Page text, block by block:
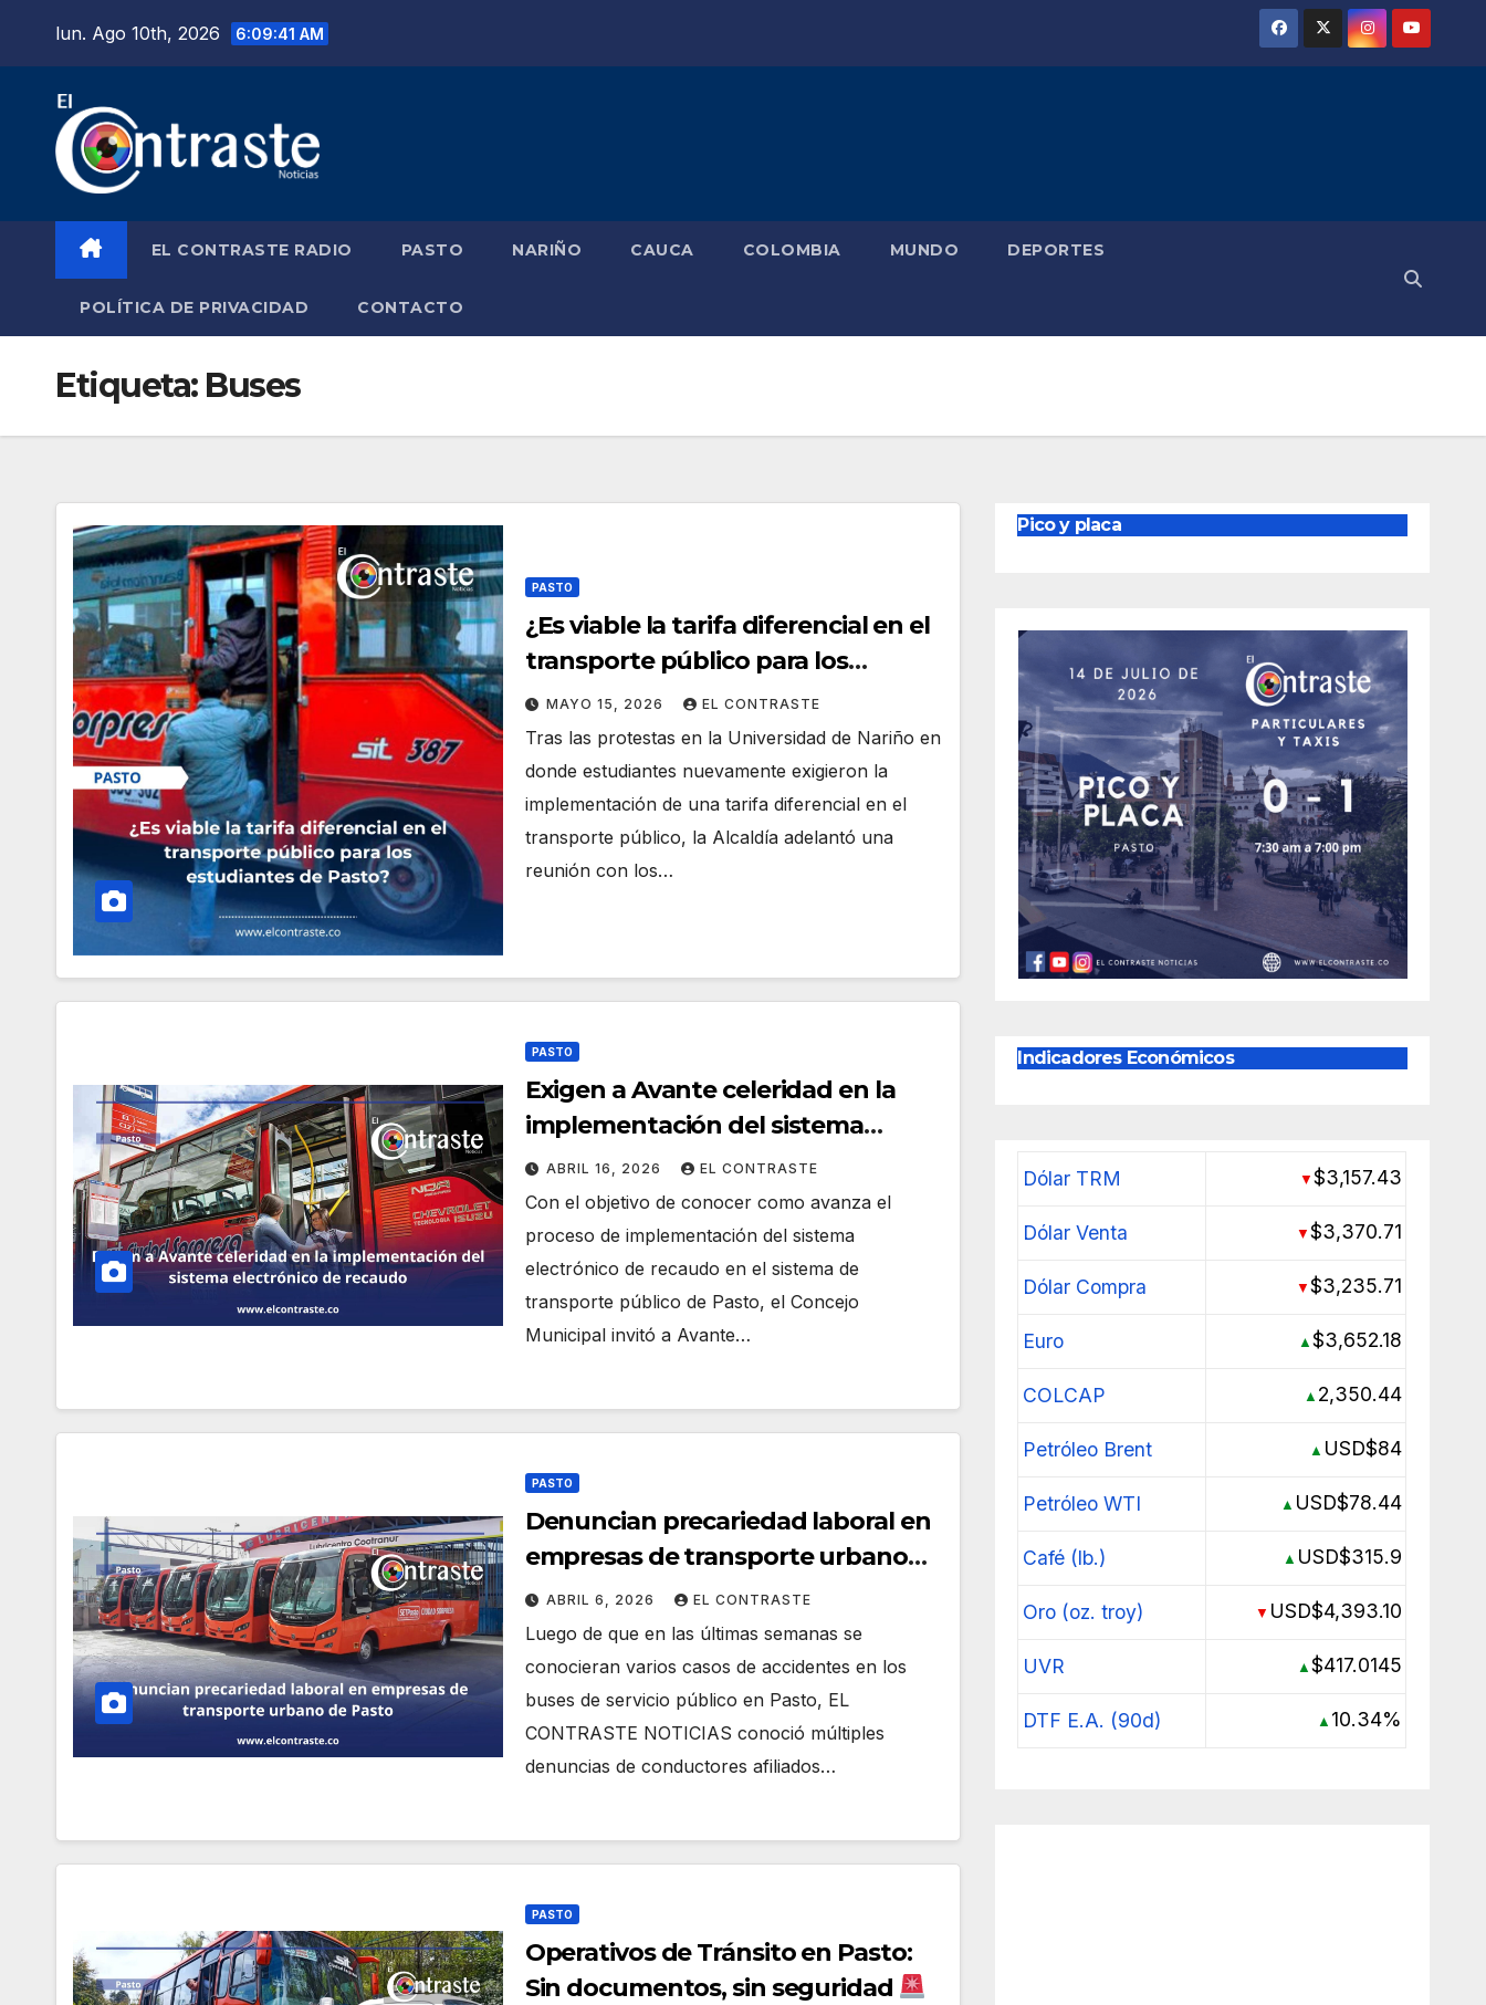
lun. Ago 10th, 2026 6:09:42 AM
EL CONTRASTE RADIO PASTO NARIÑO CAUCA COLOMBIA MUNDO DEPORTES
POLÍTICA DE PRIVACIDAD CONTACTO
Etiqueta: Buses
PASTO
¿Es viable la tarifa diferencial en el
transporte público para los
estudiantes de Pasto?
MAYO 15, 2026 EL CONTRASTE
Tras las protestas en la Universidad de Nariño en
donde estudiantes nuevamente exigieron la
implementación de una tarifa diferencial en el
transporte público, la Alcaldía adelantó una
reunión con los…
PASTO
Exigen a Avante celeridad en la
implementación del sistema
electrónico de recaudo
ABRIL 16, 2026 EL CONTRASTE
Con el objetivo de conocer como avanza el
proceso de implementación del sistema
electrónico de recaudo en el sistema de
transporte público de Pasto, el Concejo
Municipal invitó a Avante…
PASTO
Denuncian precariedad laboral en
empresas de transporte urbano
de Pasto
ABRIL 6, 2026 EL CONTRASTE
Luego de que en las últimas semanas se
conocieran varios casos de accidentes en los
buses de servicio público en Pasto, EL
CONTRASTE NOTICIAS conoció múltiples
denuncias de conductores afiliados…
PASTO
Operativos de Tránsito en Pasto:
Sin documentos, sin seguridad
Pico y placa
Indicadores Económicos
Dólar TRM ▼$3,157.43
Dólar Venta ▼$3,370.71
Dólar Compra ▼$3,235.71
Euro ▲$3,652.18
COLCAP ▲ 2,350.44
Petróleo Brent ▲ USD$84
Petróleo WTI ▲ USD$78.44
Café (lb.) ▲ USD$315.9
Oro (oz. troy) ▼ USD$4,393.10
UVR ▲$417.0145
DTF E.A. (90d) ▲ 10.34%